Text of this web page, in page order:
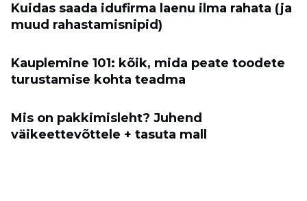
Kuidas saada idufirma laenu ilma rahata (ja
muud rahastamisnipid)
Kauplemine 101: kõik, mida peate toodete
turustamise kohta teadma
Mis on pakkimisleht? Juhend
väikeettevõttele + tasuta mall